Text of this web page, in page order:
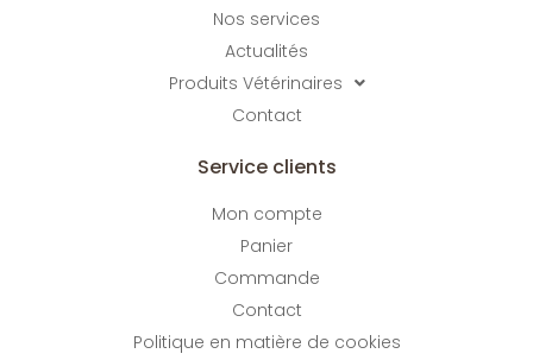
Nos services
Actualités
Produits Vétérinaires
Contact
Service clients
Mon compte
Panier
Commande
Contact
Politique en matière de cookies